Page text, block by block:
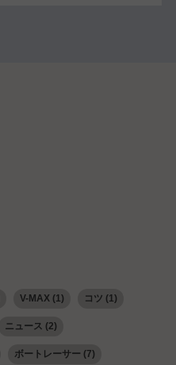
V-MAX(1) コツ (1)
ニュース (2)
ボートレーサー (7)